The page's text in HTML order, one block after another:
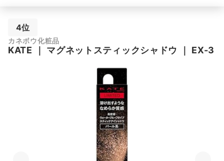
4位
カネボウ化粧品
KATE マグネットスティックシャドウ EX-3